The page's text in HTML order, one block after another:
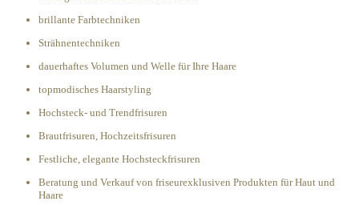
brillante Farbtechniken
Strähnentechniken
dauerhaftes Volumen und Welle für Ihre Haare
topmodisches Haarstyling
Hochsteck- und Trendfrisuren
Brautfrisuren, Hochzeitsfrisuren
Festliche, elegante Hochsteckfrisuren
Beratung und Verkauf von friseurexklusiven Produkten für Haut und
Haare